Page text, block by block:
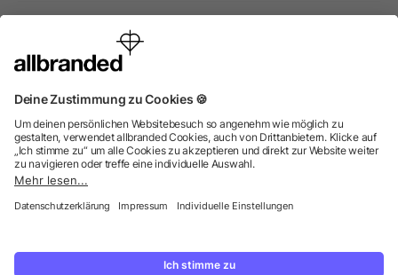
International
Wir verkaufen Werbeartikel, Werbemittel und
Vereine. Alle Preise zzgl. MwSt.